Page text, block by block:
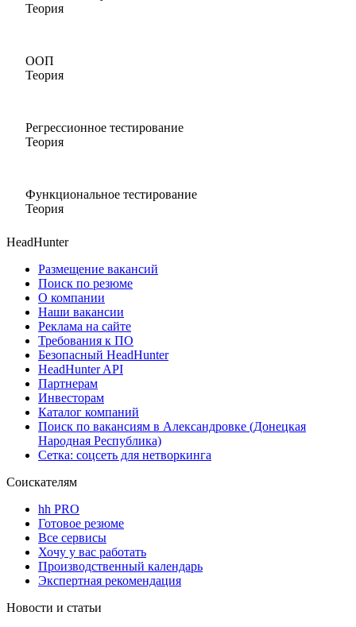
Теория
ООП
Теория
Регрессионное тестирование
Теория
Функциональное тестирование
Теория
HeadHunter
Размещение вакансий
Поиск по резюме
О компании
Наши вакансии
Реклама на сайте
Требования к ПО
Безопасный HeadHunter
HeadHunter API
Партнерам
Инвесторам
Каталог компаний
Поиск по вакансиям в Александровке (Донецкая
Народная Республика)
Сетка: соцсеть для нетворкинга
Соискателям
hh PRO
Готовое резюме
Все сервисы
Хочу у вас работать
Производственный календарь
Экспертная рекомендация
Новости и статьи